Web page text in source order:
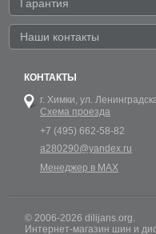
Гарантия
Наши контакты
КОНТАКТЫ
г. Химки, ул.
Схема проезда
+7 (495) 662-58-82
a280290@yandex.ru
Менеджер в MAX
© 2006-2026 dilijans.org.
Интернет-магазин шин и